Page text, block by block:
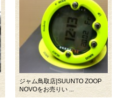
ジャム鳥取店|SUUNTO ZOOP
NOVOをお売りい ...